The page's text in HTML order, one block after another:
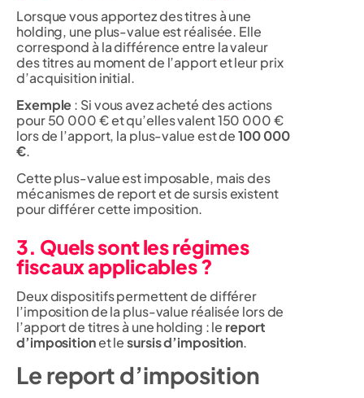
Lorsque vous apportez des titres à une
holding, une plus-value est réalisée. Elle
correspond à la différence entre la valeur
des titres au moment de l’apport et leur prix
d’acquisition initial.
Exemple: Si vous avez acheté des actions
pour 50 000 € et qu’elles valent 150 000 €
lors de l’apport, la plus-value est de100 000
€.
Cette plus-value est imposable, mais des
mécanismes de report et de sursis existent
pour différer cette imposition.
3. Quels sont les régimes
fiscaux applicables ?
Deux dispositifs permettent de différer
l’imposition de la plus-value réalisée lors de
l’apport de titres à une holding : le report
d’impositionet lesursis d’imposition.
Le report d’imposition